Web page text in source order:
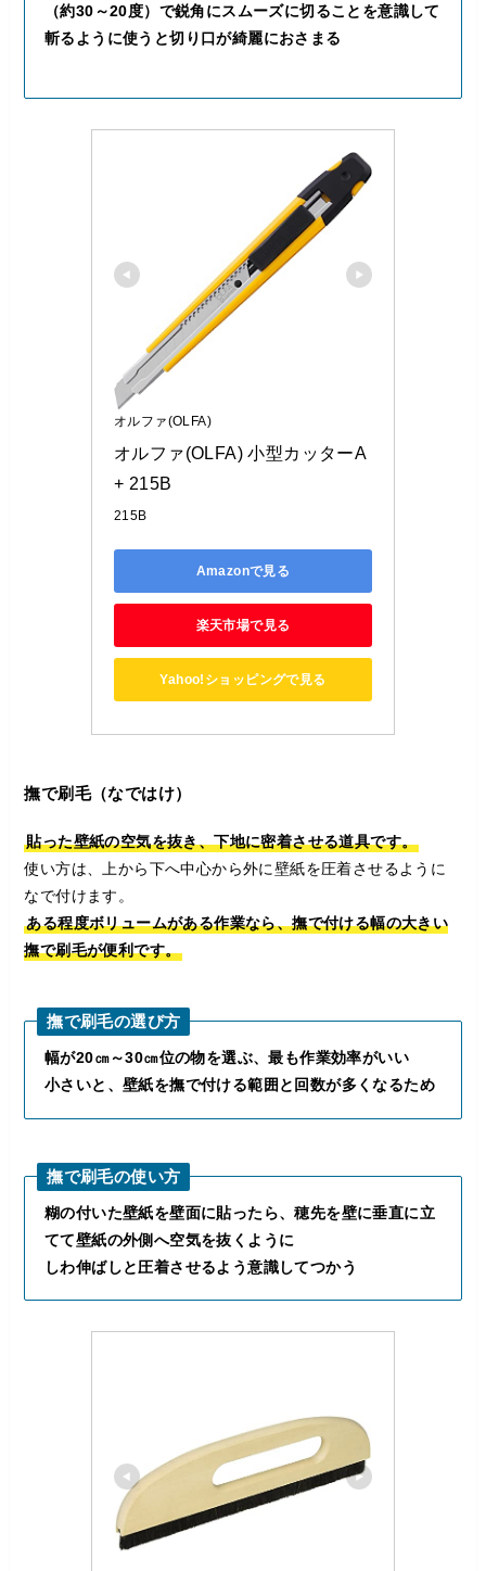
（約30～20度）で鋭角にスムーズに切ることを意識して
斬るように使うと切り口が綺麗におさまる
オルファ(OLFA)
オルファ(OLFA) 小型カッターA
+ 215B
215B
Amazonで見る
楽天市場で見る
Yahoo!ショッピングで見る
撫で刷毛（なではけ）
貼った壁紙の空気を抜き、下地に密着させる道具です。
使い方は、上から下へ中心から外に壁紙を圧着させるように
なで付けます。
ある程度ボリュームがある作業なら、撫で付ける幅の大きい
撫で刷毛が便利です。
撫で刷毛の選び方
幅が20㎝～30㎝位の物を選ぶ、最も作業効率がいい
小さいと、壁紙を撫で付ける範囲と回数が多くなるため
撫で刷毛の使い方
糊の付いた壁紙を壁面に貼ったら、穂先を壁に垂直に立
てて壁紙の外側へ空気を抜くように
しわ伸ばしと圧着させるよう意識してつかう